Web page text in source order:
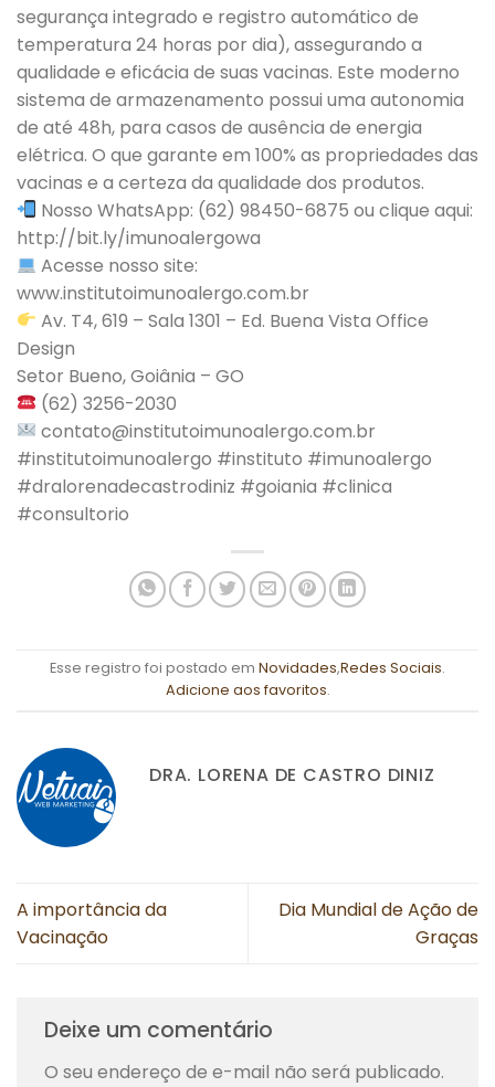
segurança integrado e registro automático de
temperatura 24 horas por dia), assegurando a
qualidade e eficácia de suas vacinas. Este moderno
sistema de armazenamento possui uma autonomia
de até 48h, para casos de ausência de energia
elétrica. O que garante em 100% as propriedades das
vacinas e a certeza da qualidade dos produtos.
Nosso WhatsApp: (62) 98450-6875 ou clique aqui:
http://bit.ly/imunoalergowa
Acesse nosso site:
www.institutoimunoalergo.com.br
Av. T4, 619 – Sala 1301 – Ed. Buena Vista Office
Design
Setor Bueno, Goiânia – GO
(62) 3256-2030
contato@institutoimunoalergo.com.br
#institutoimunoalergo #instituto #imunoalergo
#dralorenadecastrodiniz #goiania #clinica
#consultorio
Esse registro foi postado em Novidades,Redes Sociais.
Adicione aos favoritos.
DRA. LORENA DE CASTRO DINIZ
A importância da
Vacinação
Dia Mundial de Ação de
Graças
Deixe um comentário
O seu endereço de e-mail não será publicado.